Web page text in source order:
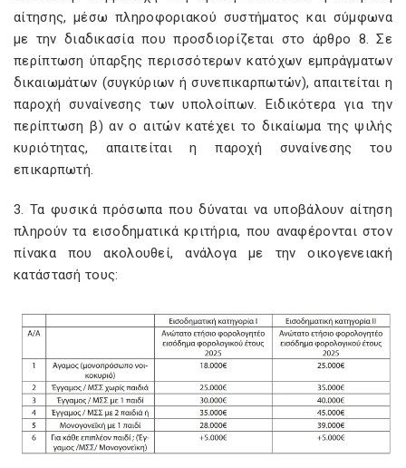
αίτησης, μέσω πληροφοριακού συστήματος και σύμφωνα
με την διαδικασία που προσδιορίζεται στο άρθρο 8. Σε
περίπτωση ύπαρξης περισσότερων κατόχων εμπράγματων
δικαιωμάτων (συγκύριων ή συνεπικαρπωτών), απαιτείται η
παροχή συναίνεσης των υπολοίπων. Ειδικότερα για την
περίπτωση β) αν ο αιτών κατέχει το δικαίωμα της ψιλής
κυριότητας, απαιτείται η παροχή συναίνεσης του
επικαρπωτή.
3. Τα φυσικά πρόσωπα που δύναται να υποβάλουν αίτηση
πληρούν τα εισοδηματικά κριτήρια, που αναφέρονται στον
πίνακα που ακολουθεί, ανάλογα με την οικογενειακή
κατάστασή τους: